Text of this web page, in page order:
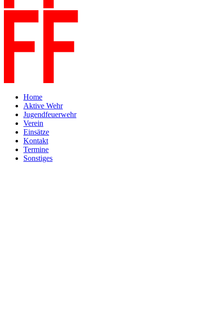
Home
Aktive Wehr
Jugendfeuerwehr
Verein
Einsätze
Kontakt
Termine
Sonstiges